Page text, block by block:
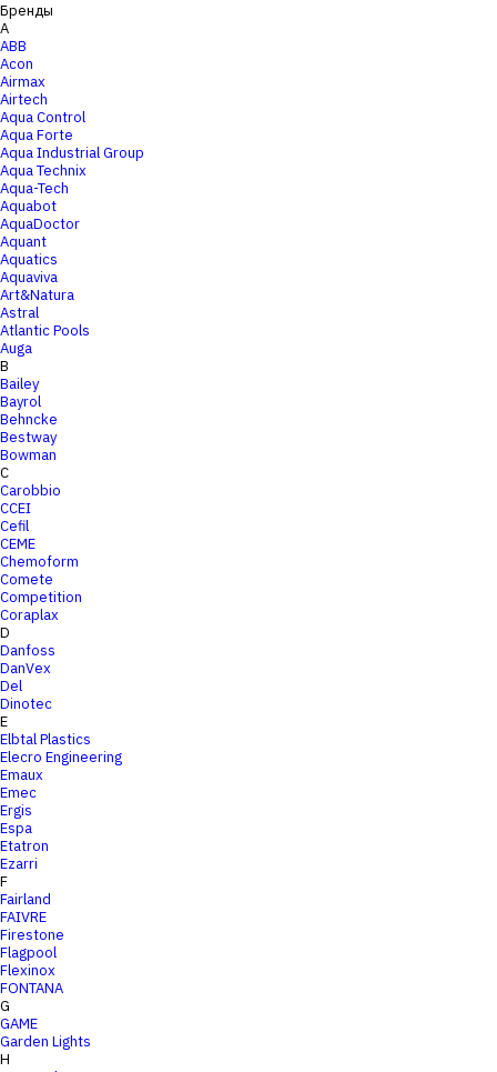
Бренды
A
ABB
Acon
Airmax
Airtech
Aqua Control
Aqua Forte
Aqua Industrial Group
Aqua Technix
Aqua-Tech
Aquabot
AquaDoctor
Aquant
Aquatics
Aquaviva
Art&Natura
Astral
Atlantic Pools
Auga
B
Bailey
Bayrol
Behncke
Bestway
Bowman
C
Carobbio
CCEI
Cefil
CEME
Chemoform
Comete
Competition
Coraplax
D
Danfoss
DanVex
Del
Dinotec
E
Elbtal Plastics
Elecro Engineering
Emaux
Emec
Ergis
Espa
Etatron
Ezarri
F
Fairland
FAIVRE
Firestone
Flagpool
Flexinox
FONTANA
G
GAME
Garden Lights
H